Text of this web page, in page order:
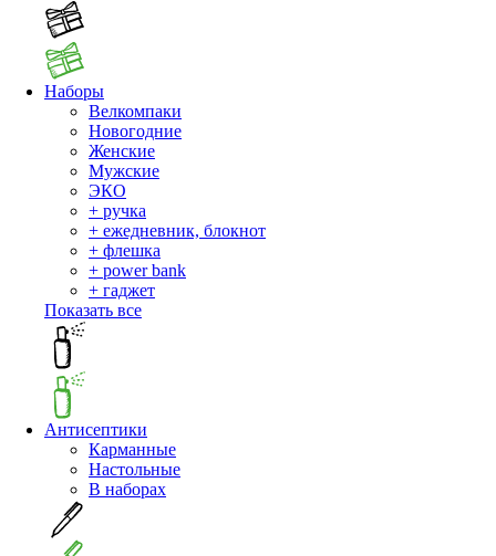
Наборы
Велкомпаки
Новогодние
Женские
Мужские
ЭКО
+ ручка
+ ежедневник, блокнот
+ флешка
+ power bank
+ гаджет
Показать все
Антисептики
Карманные
Настольные
В наборах